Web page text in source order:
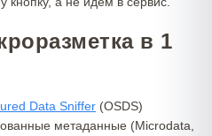
в 1
Data Sniffer (OSDS)
метаданные (Microdata,